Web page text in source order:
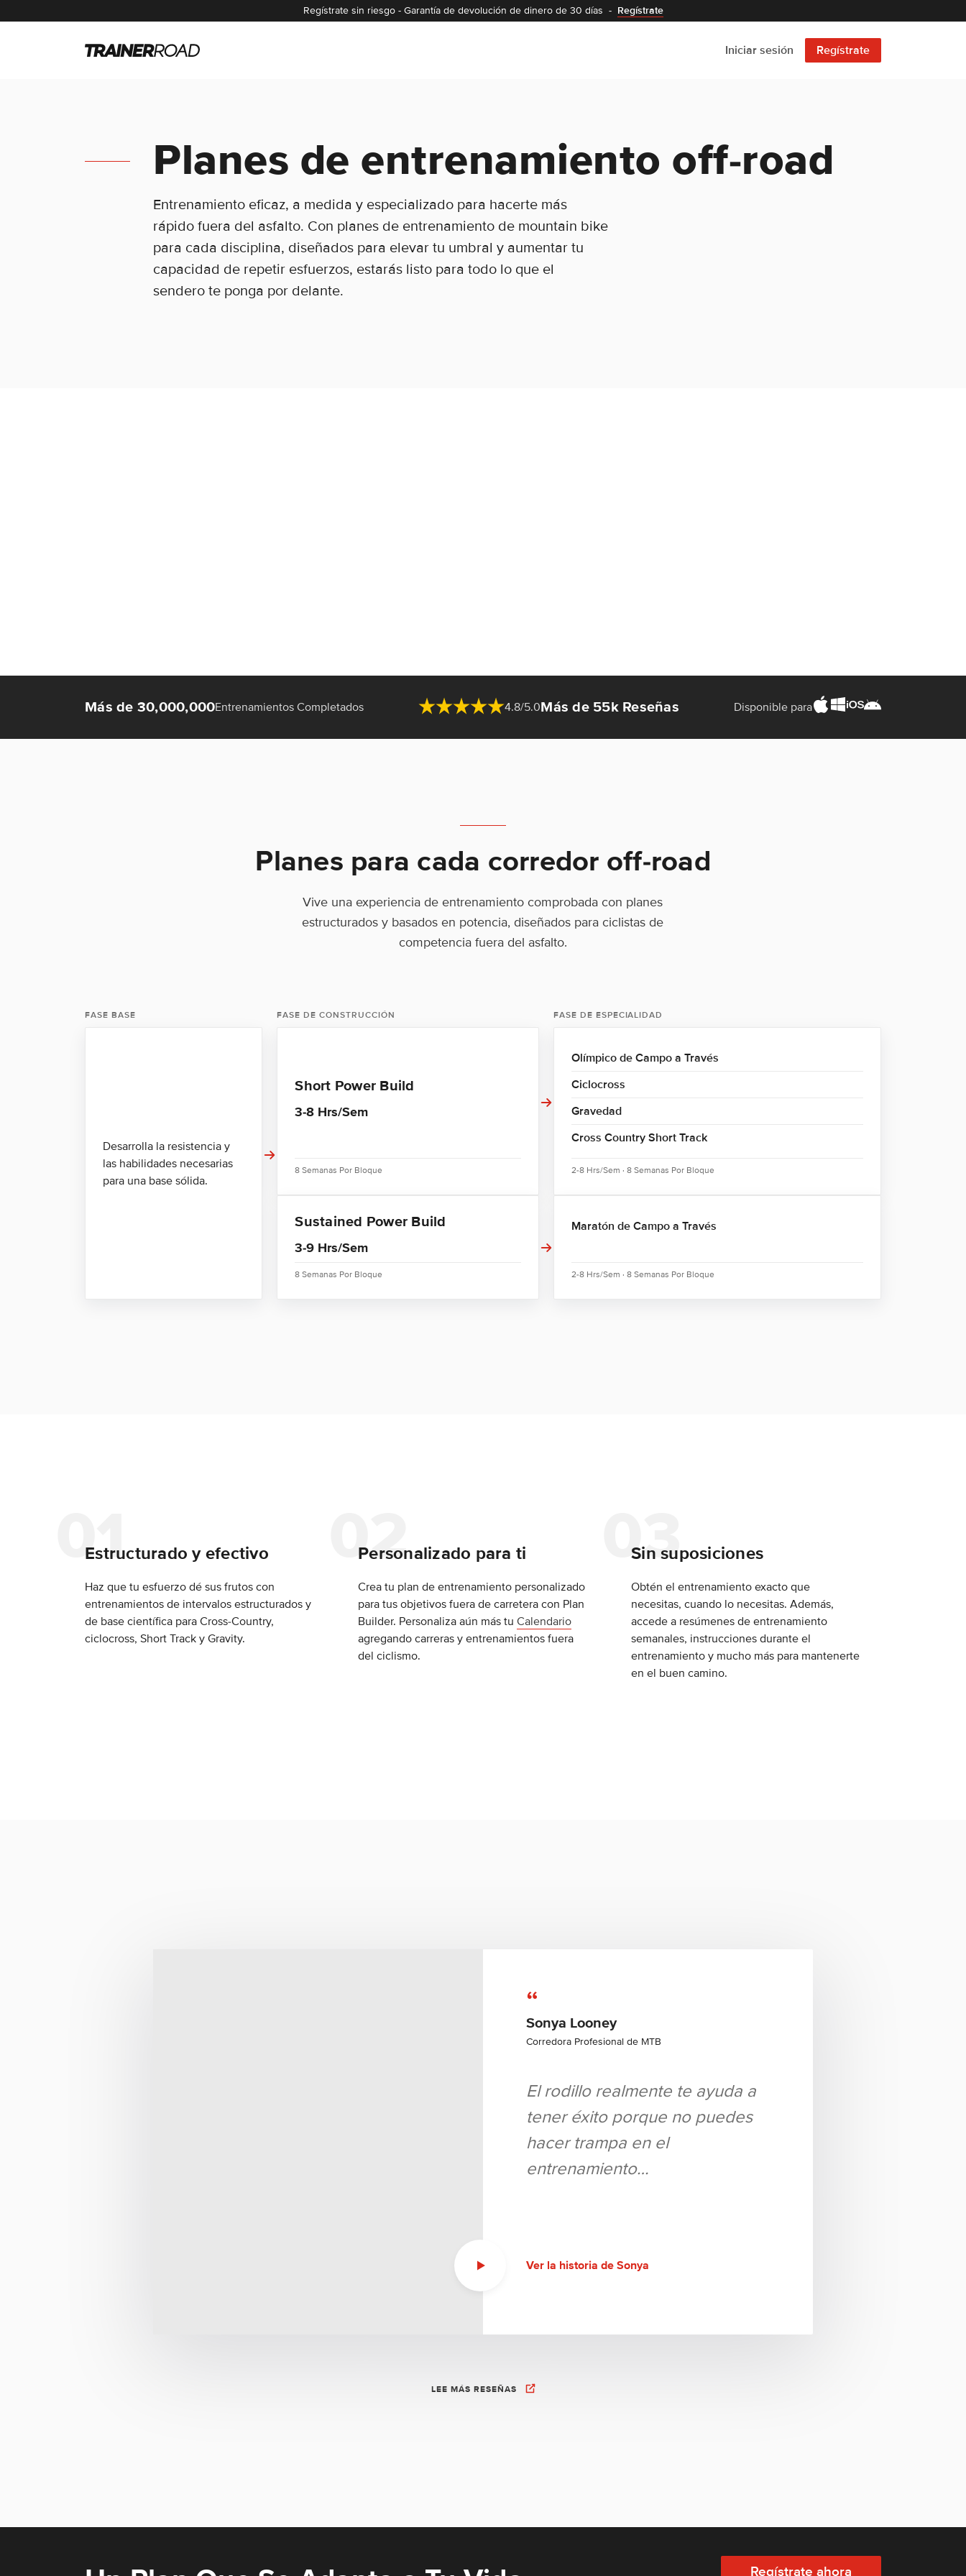
Regístrate sin riesgo- Garantía de devolución de dinero de 30 días - Regístrate
Iniciar sesión Regístrate
Planes de entrenamiento off-road
Entrenamiento eficaz, a medida y especializado para hacerte más
rápido fuera del asfalto. Con planes de entrenamiento de mountain bike
para cada disciplina, diseñados para elevar tu umbral y aumentar tu
capacidad de repetir esfuerzos, estarás listo para todo lo que el
sendero te ponga por delante.
Entrenamientos Completados
Más de 30,000,000 4.8/5.0Más de 55k Reseñas Disponible para
Planes para cada corredor off-road
Vive una experiencia de entrenamiento comprobada con planes
estructurados y basados en potencia, diseñados para ciclistas de
competencia fuera del asfalto.
FASE BASE
Desarrolla la resistencia y
las habilidades necesarias
para una base sólida.
FASE DE CONSTRUCCIÓN
Short Power Build
3-8 Hrs/Sem
8 Semanas Por Bloque
FASE DE ESPECIALIDAD
Olímpico de Campo a Través
Ciclocross
Gravedad
Cross Country Short Track
2-8 Hrs/Sem · 8 Semanas Por Bloque
Sustained Power Build
3-9 Hrs/Sem
8 Semanas Por Bloque
Maratón de Campo a Través
2-8 Hrs/Sem · 8 Semanas Por Bloque
Estructurado y efectivo
Haz que tu esfuerzo dé sus frutos con
entrenamientos de intervalos estructurados y
de base científica para Cross-Country,
ciclocross, Short Track y Gravity.
Personalizado para ti
Crea tu plan de entrenamiento personalizado
para tus objetivos fuera de carretera con Plan
Builder. Personaliza aún más tu Calendario
agregando carreras y entrenamientos fuera
del ciclismo.
Sin suposiciones
Obtén el entrenamiento exacto que
necesitas, cuando lo necesitas. Además,
accede a resúmenes de entrenamiento
semanales, instrucciones durante el
entrenamiento y mucho más para mantenerte
en el buen camino.
“
Sonya Looney
Corredora Profesional de MTB
El rodillo realmente te ayuda a
tener éxito porque no puedes
hacer trampa en el
entrenamiento…
Ver la historia de Sonya
LEE MÁS RESEÑAS
Regístrate ahora